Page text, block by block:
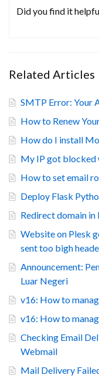
Did you find it
Related Articles
SMTP Error: Your
How to Renew
How do I install
My IP got blocked
How to set email
Deploy Flask
Redirect domain in
Website on Plesk
sent too bigh
Announcement:
Luar Negeri
v16: How to
v16: How to
Checking Email
Webmail
Mail Delivery